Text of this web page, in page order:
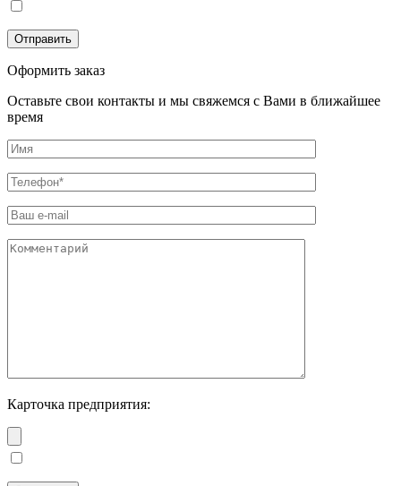
Оформить заказ
Оставьте свои контакты и мы свяжемся с Вами в ближайшее
время
Карточка предприятия: